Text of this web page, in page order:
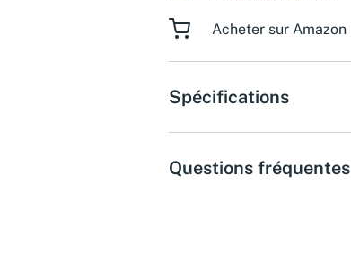
Acheter sur Amazon
Spécifications
Questions fréquentes